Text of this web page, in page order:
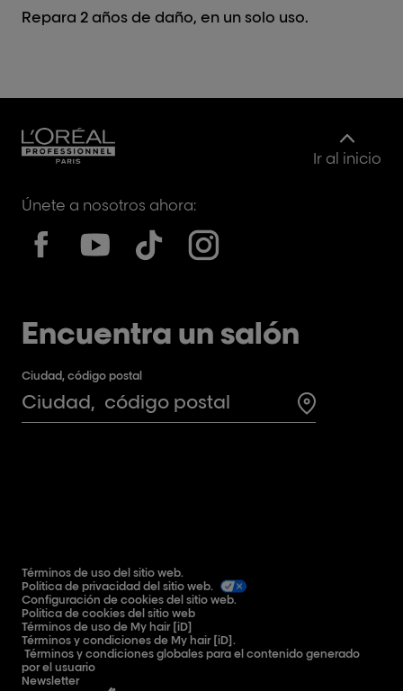
Repara 2 años de daño, en un solo uso.
Ir al inicio
Únete a nosotros ahora:
Encuentra un salón
Ciudad, código postal
Search for a
Términos de uso del sitio web.
Política de privacidad del sitio web.
Configuración de cookies del sitio web.
Política de cookies del sitio web
Términos de uso de My hair [iD]
Términos y condiciones de My hair [iD].
Términos y condiciones globales para el contenido generado
por el usuario
Newsletter